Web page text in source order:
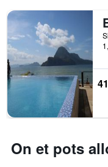
d'una
habitació
On et pots